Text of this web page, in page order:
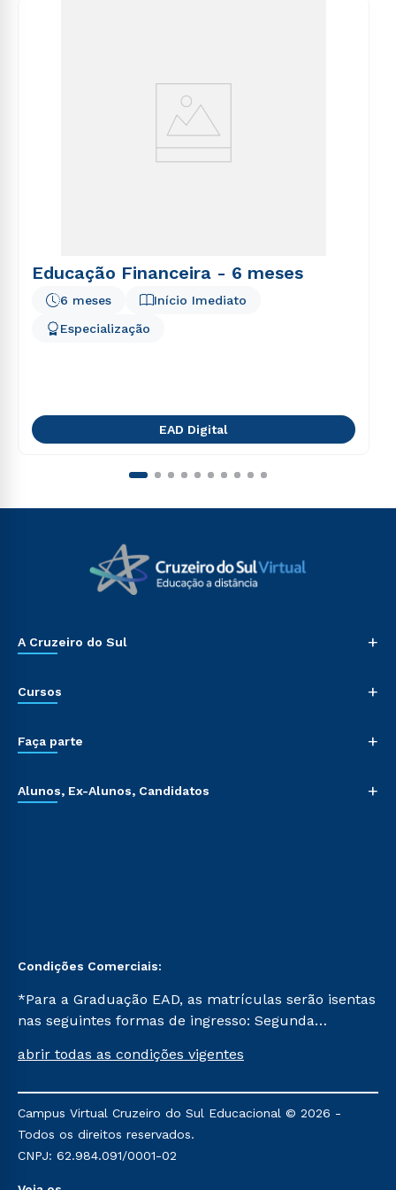
Educação Financeira - 6 meses
Início Imediato
6 meses
Especialização
EAD Digital
A Cruzeiro do Sul +
Cursos +
Faça parte +
Alunos, Ex-Alunos, Candidatos +
Condições Comerciais:
*Para a Graduação EAD, as matrículas serão isentas
nas seguintes formas de ingresso: Segunda
Já para as demais, a taxa de matrícula será de R$
mencionadas são referentes aos cursos: Ensino
Religioso, Geografia para a Docência e Metodologia
do Ensino de História: Questões Atuais.
abrir todas as condições vigentes
Campus Virtual Cruzeiro do Sul Educacional © 2026 -
Todos os direitos reservados.
CNPJ: 62.984.091/0001-02